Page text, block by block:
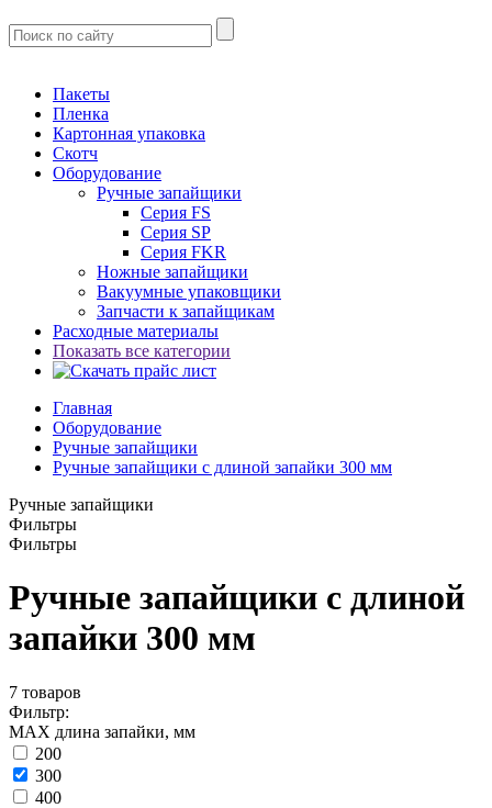
Пакеты
Пленка
Картонная упаковка
Скотч
Оборудование
Ручные запайщики
Серия FS
Серия SP
Серия FKR
Ножные запайщики
Вакуумные упаковщики
Запчасти к запайщикам
Расходные материалы
Показать все категории
Главная
Оборудование
Ручные запайщики
Ручные запайщики с длиной запайки 300 мм
Ручные запайщики
Фильтры
Фильтры
Ручные запайщики с длиной
запайки 300 мм
7 товаров
Фильтр:
MAX длина запайки, мм
200
300
400